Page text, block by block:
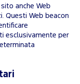
anche Web
Questi Web beacon
esclusivamente per